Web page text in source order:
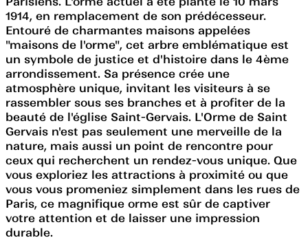
1914, en remplacement de son prédécesseur.
Entouré de charmantes maisons appelées
"maisons de l'orme", cet arbre emblématique est
un symbole de justice et d'histoire dans le 4ème
arrondissement. Sa présence crée une
atmosphère unique, invitant les visiteurs à se
rassembler sous ses branches et à profiter de la
beauté de l'église Saint-Gervais. L'Orme de Saint
Gervais n'est pas seulement une merveille de la
nature, mais aussi un point de rencontre pour
ceux qui recherchent un rendez-vous unique. Que
vous exploriez les attractions à proximité ou que
vous vous promeniez simplement dans les rues de
Paris, ce magnifique orme est sûr de captiver
votre attention et de laisser une impression
durable.